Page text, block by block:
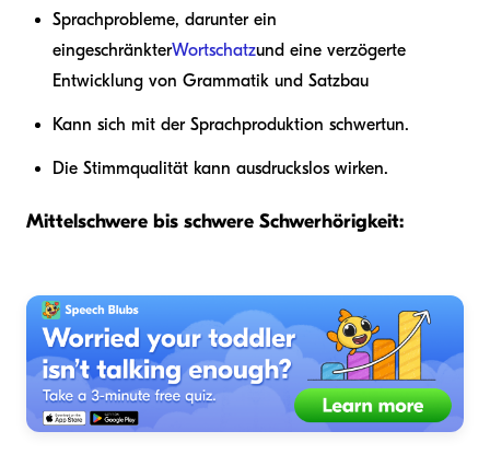
Sprachprobleme, darunter ein
eingeschränkterWortschatzund eine verzögerte
Entwicklung von Grammatik und Satzbau
Kann sich mit der Sprachproduktion schwertun.
Die Stimmqualität kann ausdruckslos wirken.
Mittelschwere bis schwere Schwerhörigkeit: